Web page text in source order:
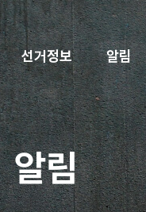
선거정보 알림
알림